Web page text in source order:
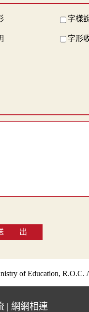
字樣
字形
出
of Education, R.O.C.
| 網網相連